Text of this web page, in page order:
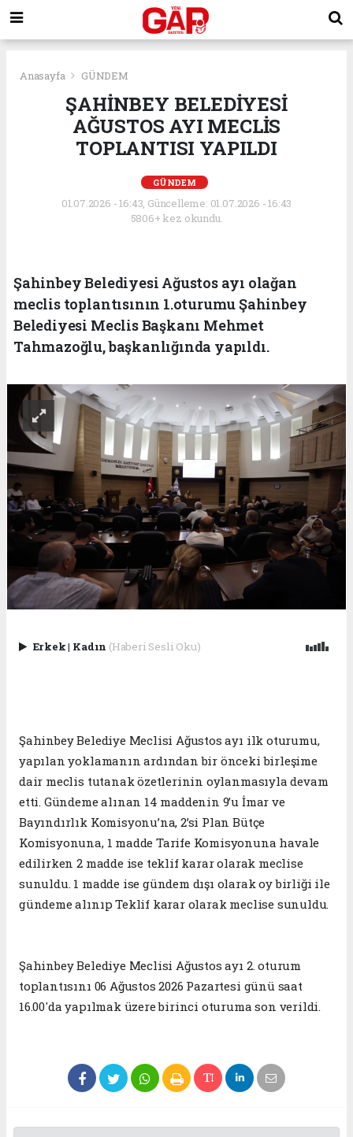
Anasayfa GÜNDEM
ŞAHİNBEY BELEDİYESİ
AĞUSTOS AYI MECLİS
TOPLANTISI YAPILDI
GÜNDEM
01.07.2026 - 16:43, Güncelleme: 01.07.2026 - 16:43
5806+ kez okundu.
Şahinbey Belediyesi Ağustos ayı olağan
meclis toplantısının 1.oturumu Şahinbey
Belediyesi Meclis Başkanı Mehmet
Tahmazoğlu, başkanlığında yapıldı.
Erkek| Kadın (Haberi Sesli Oku)
Şahinbey Belediye Meclisi Ağustos ayı ilk oturumu,
yapılan yoklamanın ardından bir önceki birleşime
dair meclis tutanak özetlerinin oylanmasıyla devam
etti. Gündeme alınan 14 maddenin 9’u İmar ve
Bayındırlık Komisyonu’na, 2’si Plan Bütçe
Komisyonuna, 1 madde Tarife Komisyonuna havale
edilirken 2 madde ise teklif karar olarak meclise
sunuldu. 1 madde ise gündem dışı olarak oy birliği ile
gündeme alınıp Teklif karar olarak meclise sunuldu.
Şahinbey Belediye Meclisi Ağustos ayı 2. oturum
toplantısını 06 Ağustos 2026 Pazartesi günü saat
16.00'da yapılmak üzere birinci oturuma son verildi.